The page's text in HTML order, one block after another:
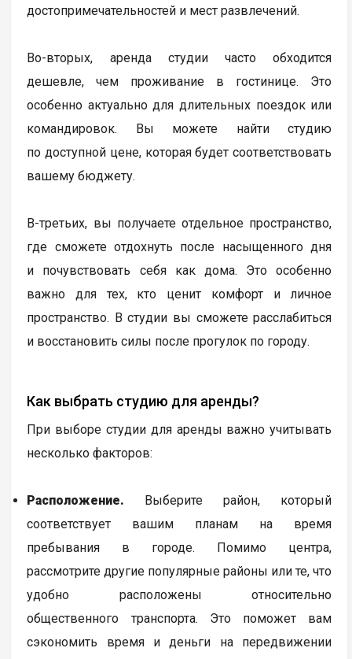
достопримечательностей и мест развлечений.
Во-вторых, аренда студии часто обходится
дешевле, чем проживание в гостинице. Это
особенно актуально для длительных поездок или
командировок. Вы можете найти студию
по доступной цене, которая будет соответствовать
вашему бюджету.
В-третьих, вы получаете отдельное пространство,
где сможете отдохнуть после насыщенного дня
и почувствовать себя как дома. Это особенно
важно для тех, кто ценит комфорт и личное
пространство. В студии вы сможете расслабиться
и восстановить силы после прогулок по городу.
Как выбрать студию для аренды?
При выборе студии для аренды важно учитывать
несколько факторов:
Расположение. Выберите район, который
соответствует вашим планам на время
пребывания в городе. Помимо центра,
рассмотрите другие популярные районы или те, что
удобно расположены относительно
общественного транспорта. Это поможет вам
сэкономить время и деньги на передвижении